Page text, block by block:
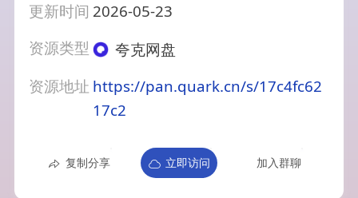
更新时间 2026-05-23
资源类型
夸克网盘
资源地址 https://pan.quark.cn/s/17c4fc62
17c2
复制分享 立即访问 加入群聊